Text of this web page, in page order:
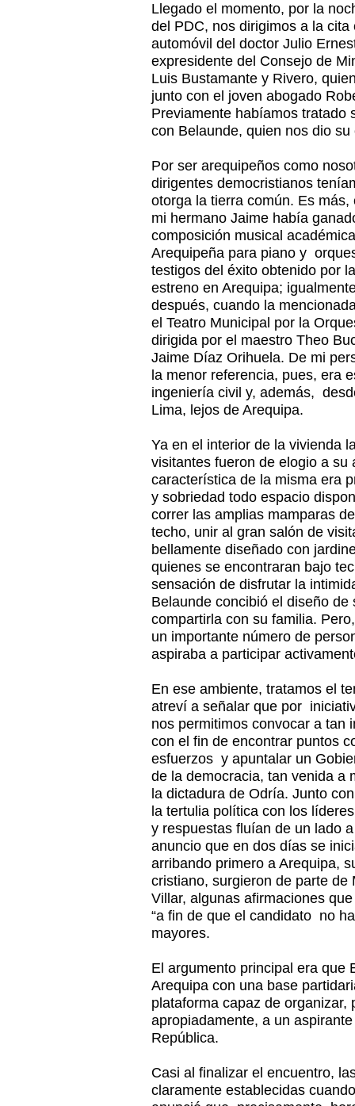
Llegado el momento, por la
del PDC, nos dirigimos a la
automóvil del doctor Julio
expresidente del Consejo de
Luis Bustamante y Rivero,
junto con el joven abogado
Previamente habíamos tratado
con Belaunde, quien nos dio
Por ser arequipeños como
dirigentes democristianos
otorga la tierra común. Es
mi hermano Jaime había
composición musical
Arequipeña para piano y
testigos del éxito obtenido por
estreno en Arequipa;
después, cuando la
el Teatro Municipal por la
dirigida por el maestro Theo
Jaime Díaz Orihuela. De mi
la menor referencia, pues, era
ingeniería civil y, además,
Lima, lejos de Arequipa.
Ya en el interior de la vivienda
visitantes fueron de elogio a su
característica de la misma era
y sobriedad todo espacio
correr las amplias mamparas
techo, unir al gran salón de
bellamente diseñado con
quienes se encontraran bajo
sensación de disfrutar la
Belaunde concibió el diseño
compartirla con su familia.
un importante número de
aspiraba a participar
En ese ambiente, tratamos el
atreví a señalar que por
nos permitimos convocar a tan
con el fin de encontrar puntos
esfuerzos y apuntalar un
de la democracia, tan venida a
la dictadura de Odría. Junto
la tertulia política con los
y respuestas fluían de un lado
anuncio que en dos días se
arribando primero a Arequipa,
cristiano, surgieron de parte
Villar, algunas afirmaciones
“a fin de que el candidato no
mayores.
El argumento principal era que
Arequipa con una base
plataforma capaz de organizar,
apropiadamente, a un
República.
Casi al finalizar el encuentro,
claramente establecidas